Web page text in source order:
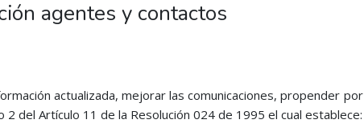
agentes y contactos
actualizada, mejorar las comunicaciones, propender
2 del Artículo 11 de la Resolución 024 de 1995 el cual establece: